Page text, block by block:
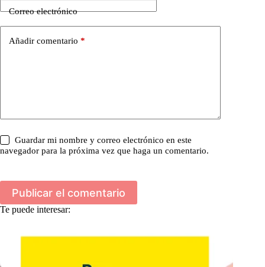
Correo electrónico
Añadir comentario *
Guardar mi nombre y correo electrónico en este
navegador para la próxima vez que haga un comentario.
Publicar el comentario
Te puede interesar: